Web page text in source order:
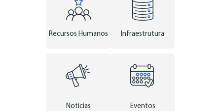
Recursos Humanos Infraestrutura
Notícias Eventos